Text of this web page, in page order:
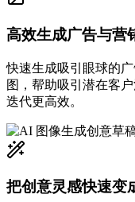
高效生成广告与营
快速生成吸引眼球的
图，帮助吸引潜在客
迭代更高效。
把创意灵感快速变